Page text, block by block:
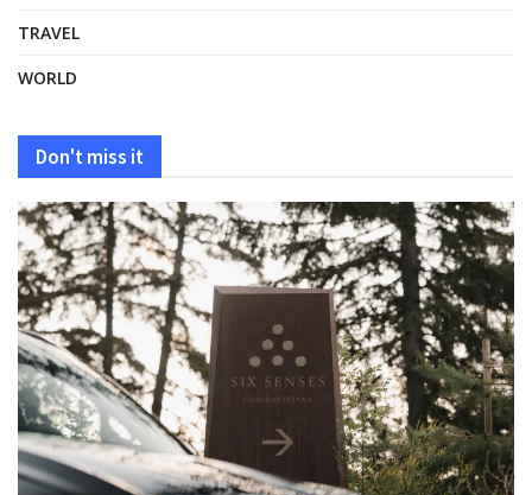
TRAVEL
WORLD
Don't miss it